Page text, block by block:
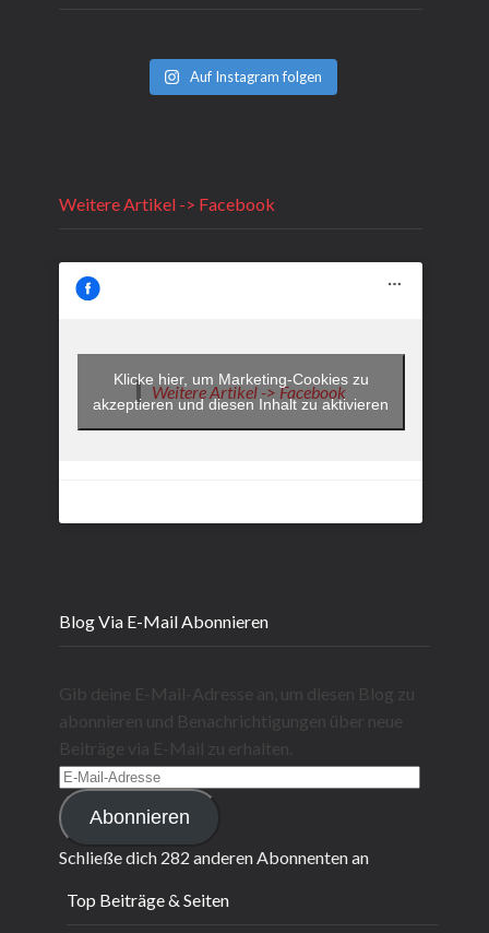
Auf Instagram folgen
Weitere Artikel -> Facebook
Weitere Artikel -> Facebook
Klicke hier, um Marketing-Cookies zu
akzeptieren und diesen Inhalt zu aktivieren
Blog Via E-Mail Abonnieren
Gib deine E-Mail-Adresse an, um diesen Blog zu
abonnieren und Benachrichtigungen über neue
Beiträge via E-Mail zu erhalten.
E-
Mail-
Adresse
Abonnieren
Schließe dich 282 anderen Abonnenten an
Top Beiträge & Seiten